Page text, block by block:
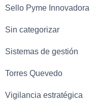
Sello Pyme Innovadora
Sin categorizar
Sistemas de gestión
Torres Quevedo
Vigilancia estratégica